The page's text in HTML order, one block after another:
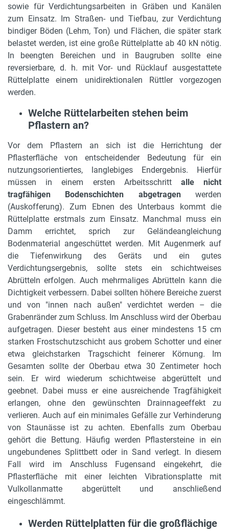
sowie für Verdichtungsarbeiten in Gräben und Kanälen
zum Einsatz. Im Straßen- und Tiefbau, zur Verdichtung
bindiger Böden (Lehm, Ton) und Flächen, die später stark
belastet werden, ist eine große Rüttelplatte ab 40 kN nötig.
In beengten Bereichen und in Baugruben sollte eine
reversierbare, d. h. mit Vor- und Rücklauf ausgestattete
Rüttelplatte einem unidirektionalen Rüttler vorgezogen
werden.
Welche Rüttelarbeiten stehen beim
Pflastern an?
Vor dem Pflastern an sich ist die Herrichtung der
Pflasterfläche von entscheidender Bedeutung für ein
nutzungsorientiertes, langlebiges Endergebnis. Hierfür
müssen in einem ersten Arbeitsschritt alle nicht
tragfähigen Bodenschichten abgetragenwerden
(Auskofferung). Zum Ebnen des Unterbaus kommt die
Rüttelplatte erstmals zum Einsatz. Manchmal muss ein
Damm errichtet, sprich zur Geländeangleichung
Bodenmaterial angeschüttet werden. Mit Augenmerk auf
die Tiefenwirkung des Geräts und ein gutes
Verdichtungsergebnis, sollte stets ein schichtweises
Abrütteln erfolgen. Auch mehrmaliges Abrütteln kann die
Dichtigkeit verbessern. Dabei sollten höhere Bereiche zuerst
und von "innen nach außen" verdichtet werden – die
Grabenränder zum Schluss. Im Anschluss wird der Oberbau
aufgetragen. Dieser besteht aus einer mindestens 15 cm
starken Frostschutzschicht aus grobem Schotter und einer
etwa gleichstarken Tragschicht feinerer Körnung. Im
Gesamten sollte der Oberbau etwa 30 Zentimeter hoch
sein. Er wird wiederum schichtweise abgerüttelt und
geebnet. Dabei muss er eine ausreichende Tragfähigkeit
erlangen, ohne den gewünschten Drainnageeffekt zu
verlieren. Auch auf ein minimales Gefälle zur Verhinderung
von Staunässe ist zu achten. Ebenfalls zum Oberbau
gehört die Bettung. Häufig werden Pflastersteine in ein
ungebundenes Splittbett oder in Sand verlegt. In diesem
Fall wird im Anschluss Fugensand eingekehrt, die
Pflasterfläche mit einer leichten Vibrationsplatte mit
Vulkollanmatte abgerüttelt und anschließend
eingeschlämmt.
Werden Rüttelplatten für die großflächige